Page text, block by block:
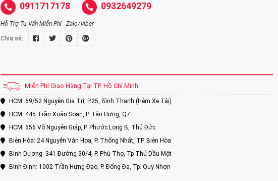
0911717178 0932649279
Hỗ Trợ Tư Vấn Miễn Phí - Zalo/Viber
Chia sẻ:
Miễn Phí Giao Hàng Tại TP. Hồ Chí Minh
HCM: 69/52 Nguyễn Gia Trí, P.25, Bình Thạnh (Hẻm Xe Tải)
HCM: 445 Trần Xuân Soạn, P. Tân Hưng, Q7
HCM: 656 Võ Nguyên Giáp, P. Phước Long B, Thủ Đức.
Biên Hòa: 24 Nguyễn Văn Hoa, P. Thống Nhất, TP. Biên Hòa
Bình Dương: 341 Đường 30/4, P. Phú Thọ, Tp Thủ Dầu Một
Bình Định: 1002 Trần Hưng Đạo, P. Đống Đa, Tp. Quy Nhơn